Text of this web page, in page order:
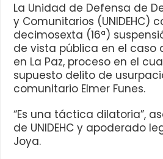
La Unidad de Defensa de
y Comunitarios (UNIDEHC)
decimosexta (16ª)
de vista pública en el caso
en La Paz, proceso en el
supuesto delito de
comunitario Elmer Funes.
“Es una táctica dilatoria”,
de UNIDEHC y apoderado
Joya.